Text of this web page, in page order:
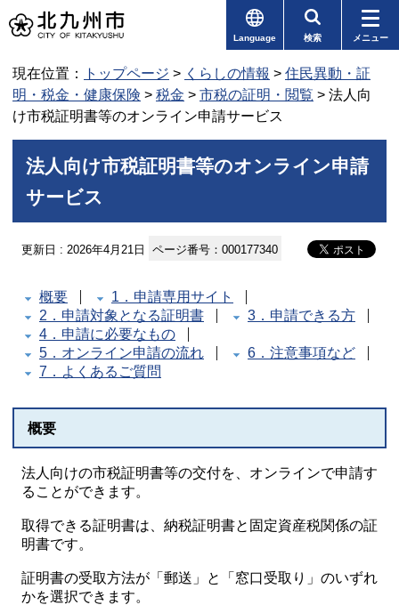
Language 検索 メニュー
現在位置： トップページ > くらしの情報 > 住民異動・証
明・税金・健康保険 > 税金 > 市税の証明・閲覧 > 法人向
け市税証明書等のオンライン申請サービス
法人向け市税証明書等のオンライン申請
サービス
更新日 : 2026年4月21日 ページ番号：000177340
概要
1．申請専用サイト
2．申請対象となる証明書
3．申請できる方
4．申請に必要なもの
5．オンライン申請の流れ
6．注意事項など
7．よくあるご質問
概要
法人向けの市税証明書等の交付を、オンラインで申請す
ることができます。
取得できる証明書は、納税証明書と固定資産税関係の証
明書です。
証明書の受取方法が「郵送」と「窓口受取り」のいずれ
かを選択できます。